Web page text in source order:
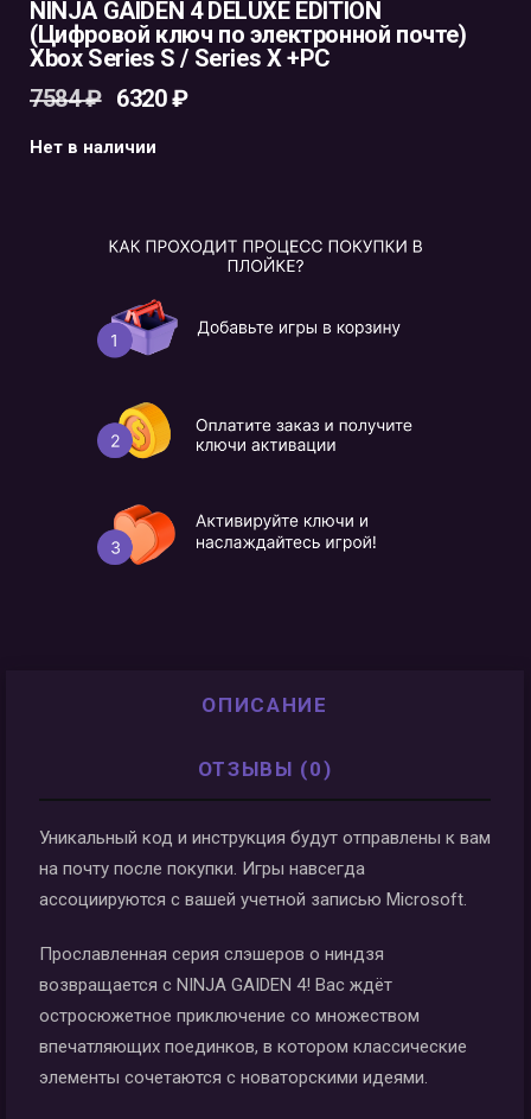
NINJA GAIDEN 4 DELUXE EDITION
(Цифровой ключ по электронной почте)
Xbox Series S / Series X +PC
7584₽ 6320₽
Нет в наличии
ОПИСАНИЕ
ОТЗЫВЫ (0)
Уникальный код и инструкция будут отправлены к вам
на почту после покупки. Игры навсегда
ассоциируются с вашей учетной записью Microsoft.
Прославленная серия слэшеров о ниндзя
возвращается с NINJA GAIDEN 4! Вас ждёт
остросюжетное приключение со множеством
впечатляющих поединков, в котором классические
элементы сочетаются с новаторскими идеями.